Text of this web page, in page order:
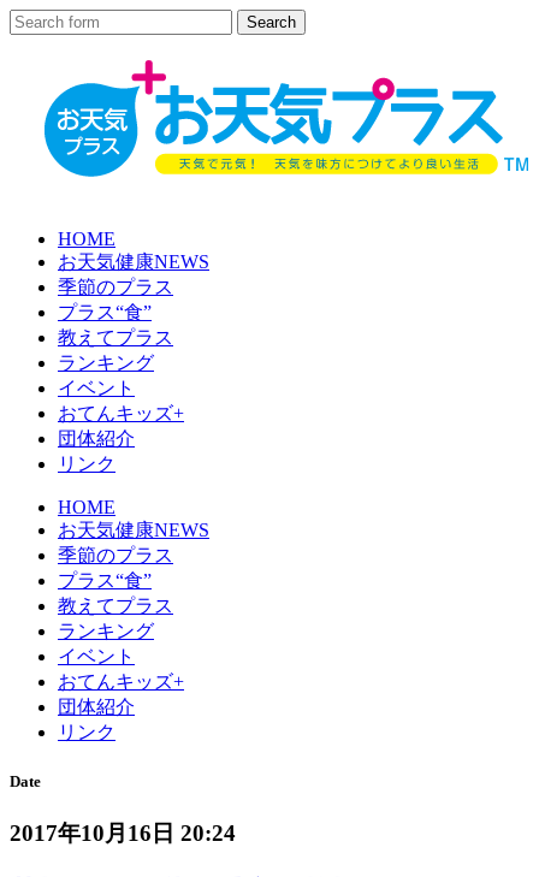
HOME
お天気健康NEWS
季節のプラス
プラス“食”
教えてプラス
ランキング
イベント
おてんキッズ+
団体紹介
リンク
HOME
お天気健康NEWS
季節のプラス
プラス“食”
教えてプラス
ランキング
イベント
おてんキッズ+
団体紹介
リンク
Date
2017年10月16日 20:24